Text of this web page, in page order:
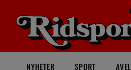
NYHETER SPORT AVEL